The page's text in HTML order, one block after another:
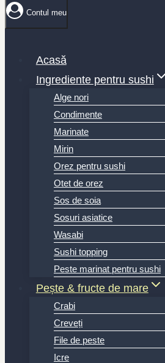
Contul meu
Acasă
Ingrediente pentru sushi
Alge nori
Condimente
Marinate
Mirin
Orez pentru sushi
Otet de orez
Sos de soia
Sosuri asiatice
Wasabi
Sushi topping
Peste marinat pentru sushi
Pește & fructe de mare
Crabi
Creveți
File de peste
Icre